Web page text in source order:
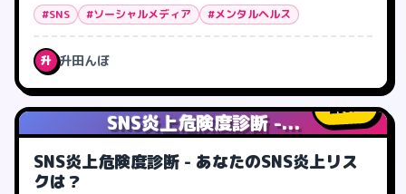
#SNS #ソーシャルメディア #メンタルヘルス
升 升田んぼ
SNS炎上危険度診断 -...
0人
SNS炎上危険度診断 - あなたのSNS炎上リス
クは？